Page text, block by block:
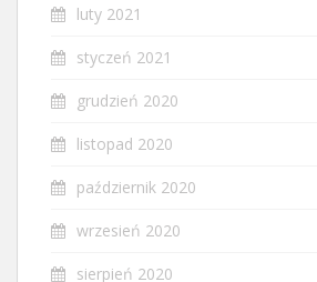
luty 2021
styczeń 2021
grudzień 2020
listopad 2020
październik 2020
wrzesień 2020
sierpień 2020